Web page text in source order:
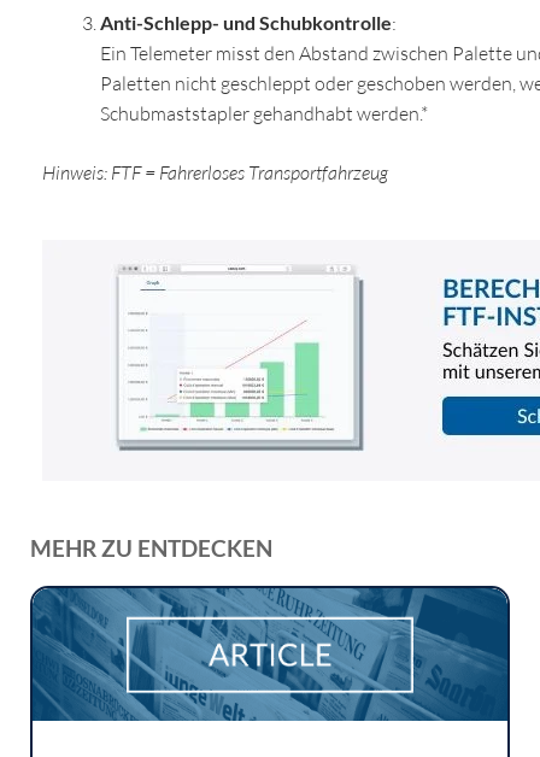
Anti-Schlepp- und Schubkontrolle:
Ein Telemeter misst den Abstand zwischen Palette
Paletten nicht geschleppt oder geschoben werden,
Schubmaststapler gehandhabt werden.*
Hinweis: FTF = Fahrerloses Transportfahrzeug
MEHR ZU ENTDECKEN